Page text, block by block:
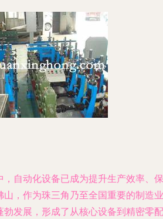
自动化设备已成为提升生产效率、保
，作为珠三角乃至全国重要的制造业
发展，形成了从核心设备到精密零配